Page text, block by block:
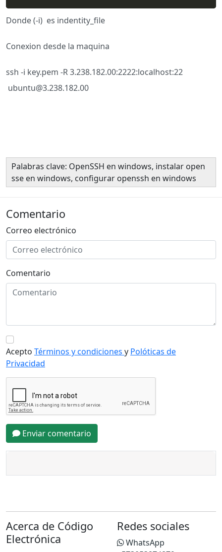
Donde (-i) es indentity_file
Conexion desde la maquina
ssh -i key.pem -R 3.238.182.00:2222:localhost:22
ubuntu@3.238.182.00
Palabras clave: OpenSSH en windows, instalar open
sse en windows, configurar openssh en windows
Comentario
Correo electrónico
Comentario
Acepto Términos y condiciones y Polóticas de
Privacidad
Enviar comentario
Acerca de Código
Electrónica
Redes sociales
WhatsApp